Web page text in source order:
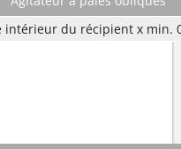
intérieur du récipient x min.